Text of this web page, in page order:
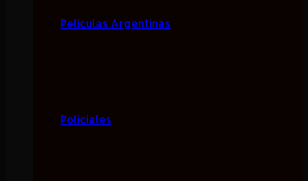
Películas Argentinas
Policiales